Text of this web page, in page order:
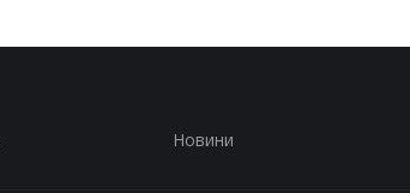
Новини